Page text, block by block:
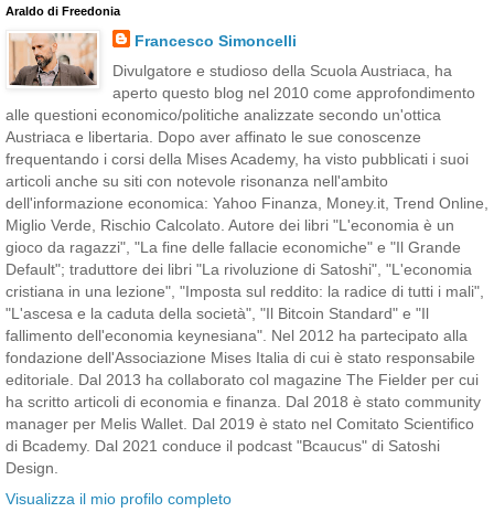
Araldo di Freedonia
Francesco Simoncelli
Divulgatore e studioso della Scuola Austriaca, ha
aperto questo blog nel 2010 come approfondimento
alle questioni economico/politiche analizzate secondo un'ottica
Austriaca e libertaria. Dopo aver affinato le sue conoscenze
frequentando i corsi della Mises Academy, ha visto pubblicati i suoi
articoli anche su siti con notevole risonanza nell'ambito
dell'informazione economica: Yahoo Finanza, Money.it, Trend Online,
Miglio Verde, Rischio Calcolato. Autore dei libri "L'economia è un
gioco da ragazzi", "La fine delle fallacie economiche" e "Il Grande
Default"; traduttore dei libri "La rivoluzione di Satoshi", "L'economia
cristiana in una lezione", "Imposta sul reddito: la radice di tutti i mali",
"L'ascesa e la caduta della società", "Il Bitcoin Standard" e "Il
fallimento dell'economia keynesiana". Nel 2012 ha partecipato alla
fondazione dell'Associazione Mises Italia di cui è stato responsabile
editoriale. Dal 2013 ha collaborato col magazine The Fielder per cui
ha scritto articoli di economia e finanza. Dal 2018 è stato community
manager per Melis Wallet. Dal 2019 è stato nel Comitato Scientifico
di Bcademy. Dal 2021 conduce il podcast "Bcaucus" di Satoshi
Design.
Visualizza il mio profilo completo